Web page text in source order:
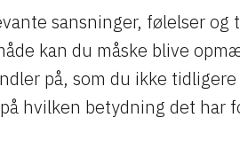
sansninger, følelser og
kan du måske blive
på, som du ikke
hvilken betydning det har